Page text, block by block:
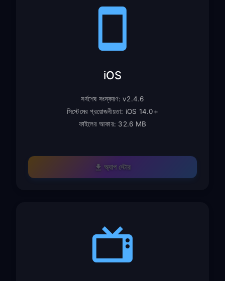
iOS
সর্বশেষ সংস্করণ: v2.4.6
সিস্টেমের প্রয়োজনীয়তা: iOS 14.0+
ফাইলের আকার: 32.6 MB
অ্যাপ স্টোর